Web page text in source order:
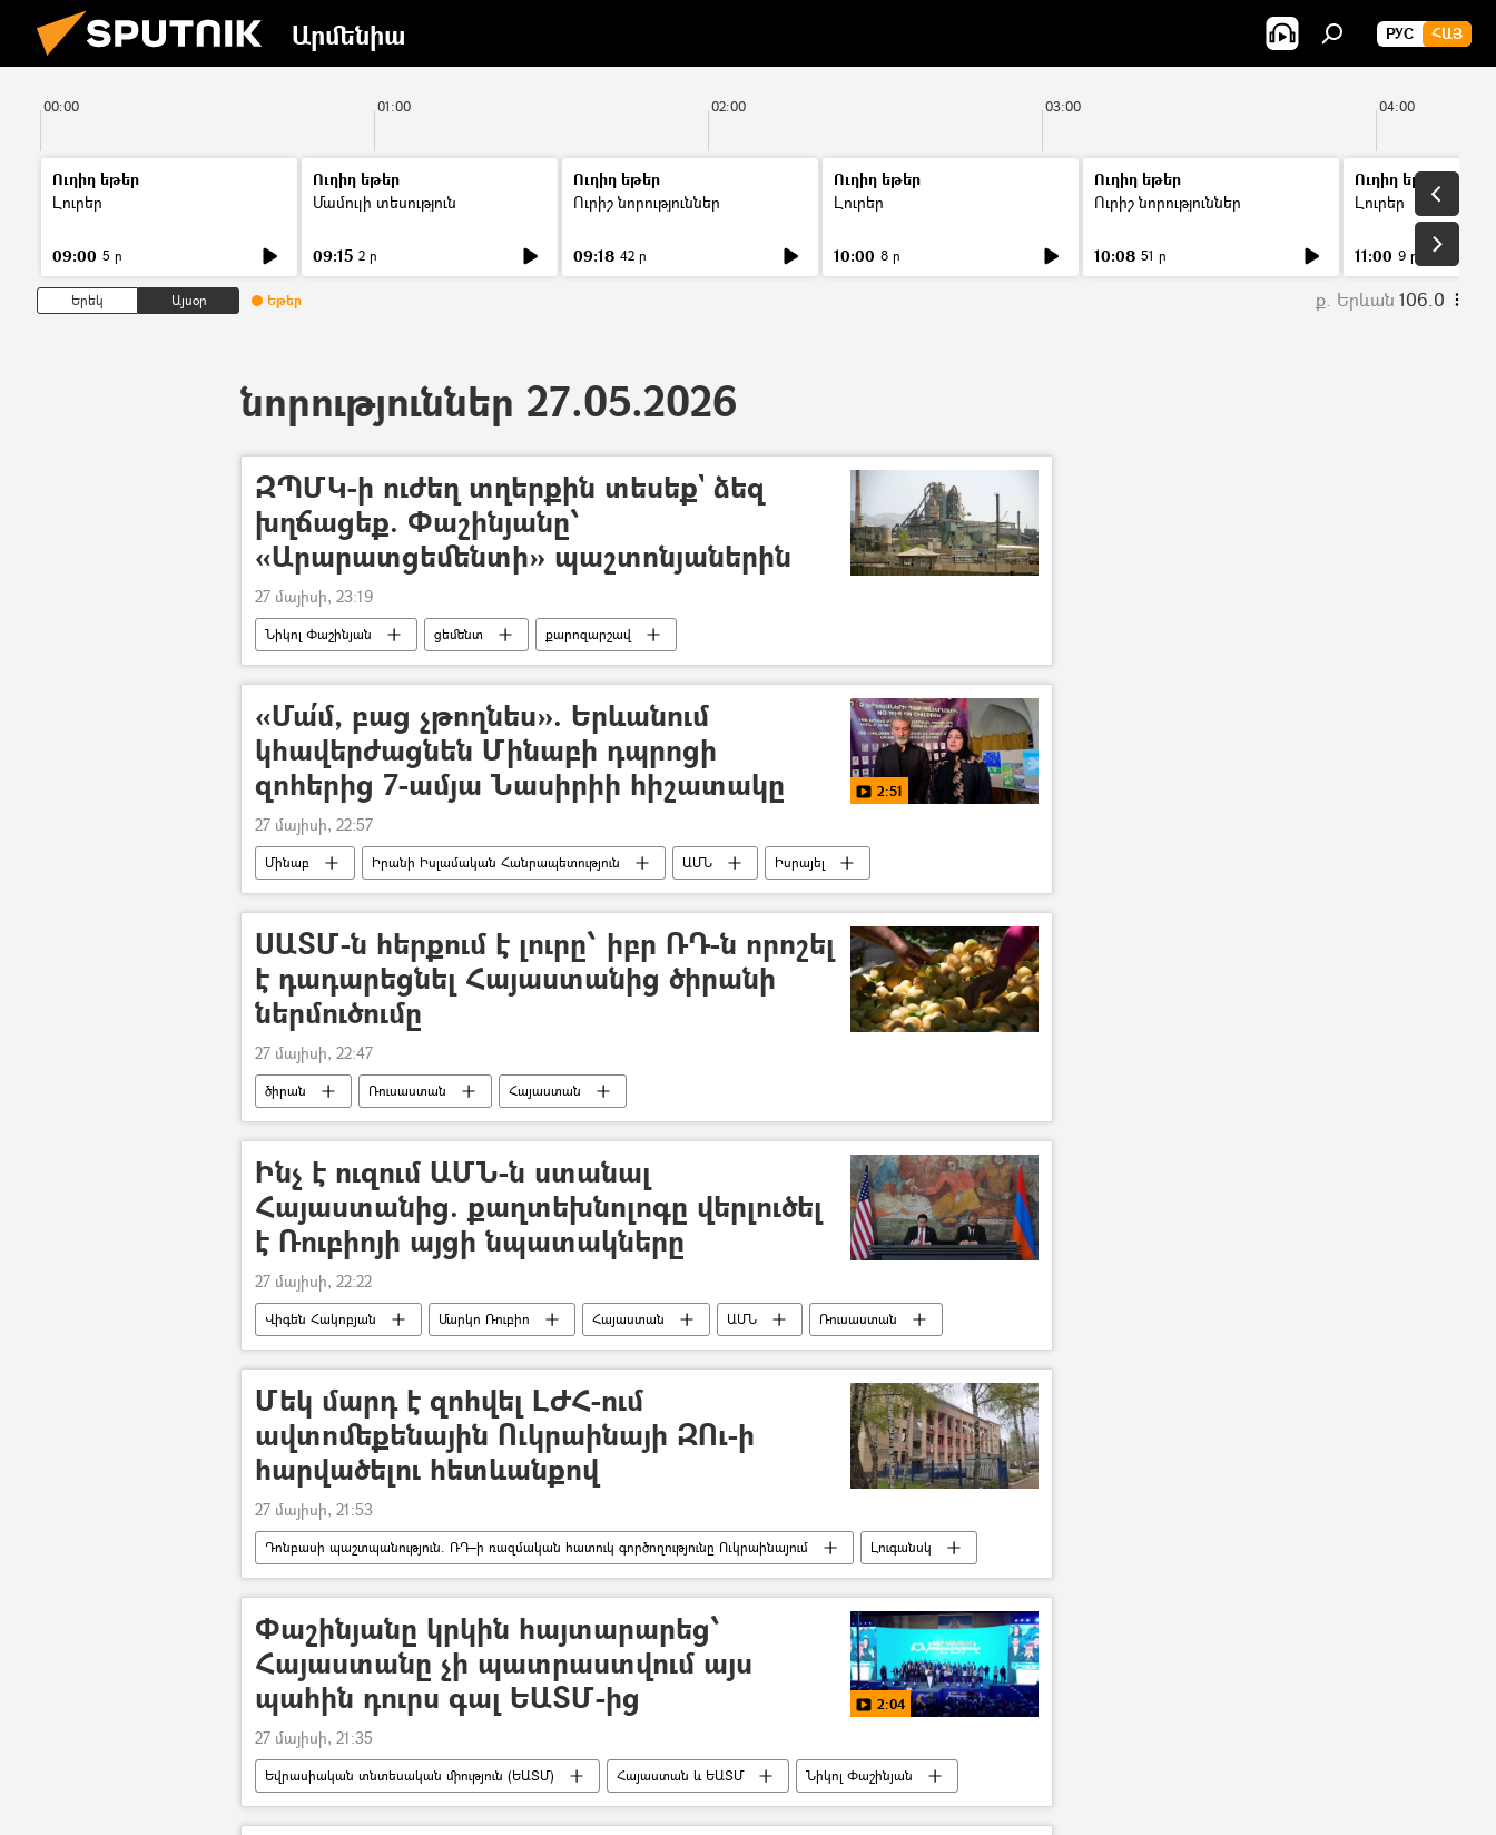
Արմենիա РУС ՀԱՅ
00:00 01:00 02:00 03:00 04:00
Ուղիղ եթեր
Լուրեր
09:00 5 ր
Ուղիղ եթեր
Մամուլի տեսություն
09:15 2 ր
Ուղիղ եթեր
Ուրիշ նորություններ
09:18 42 ր
Ուղիղ եթեր
Լուրեր
10:00 8 ր
Ուղիղ եթեր
Ուրիշ նորություններ
10:08 51 ր
Ուղիղ եթեր
Լուրեր
11:00 9 ր
Երեկ Այսօր Եթեր ք. Երևան 106.0
նորություններ 27.05.2026
ԶՊՄԿ-ի ուժեղ տղերքին տեսեք` ձեզ
խղճացեք. Փաշինյանը՝
«Արարատցեմենտի» պաշտոնյաներին
27 մայիսի, 23:19
Նիկոլ Փաշինյան ցեմենտ քարոզարշավ
«Մա՛մ, բաց չթողնես». Երևանում
կհավերժացնեն Մինաբի դպրոցի
զոհերից 7-ամյա Նասիրիի հիշատակը
2:51
27 մայիսի, 22:57
Մինաբ Իրանի Իսլամական Հանրապետություն ԱՄՆ
Իսրայել
Պատերազմ
Զոհ
ՍԱՏՄ-ն հերքում է լուրը՝ իբր ՌԴ-ն որոշել
է դադարեցնել Հայաստանից ծիրանի
ներմուծումը
27 մայիսի, 22:47
ծիրան Ռուսաստան
Հայաստան
ՍԱՏՄ(Սննդամթերքի անվտանգության տեսչական մարմին)
Ինչ է ուզում ԱՄՆ-ն ստանալ
Հայաստանից. քաղտեխնոլոգը վերլուծել
է Ռուբիոյի այցի նպատակները
27 մայիսի, 22:22
Վիգեն Հակոբյան Մարկո Ռուբիո Հայաստան ԱՄՆ
Ռուսաստան
Թրամփի ուղի (TRIPP)
Մեկ մարդ է զոհվել ԼԺՀ-ում
ավտոմեքենային Ուկրաինայի ԶՈւ-ի
հարվածելու հետևանքով
27 մայիսի, 21:53
Դոնբասի պաշտպանություն. ՌԴ–ի ռազմական հատուկ գործողությունը Ուկրաինայում
Լուգանսկ
անօդաչու թռչող սարք (ԱԹՍ)
Ռուսաստան Ուկրաինա Պատերազմ
Փաշինյանը կրկին հայտարարեց՝
Հայաստանը չի պատրաստվում այս
պահին դուրս գալ ԵԱՏՄ-ից
2:04
27 մայիսի, 21:35
Եվրասիական տնտեսական միություն (ԵԱՏՄ) Հայաստան և ԵԱՏՄ Նիկոլ Փաշինյան